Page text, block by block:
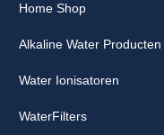
Home Shop
Alkaline Water Producten
Water Ionisatoren
WaterFilters